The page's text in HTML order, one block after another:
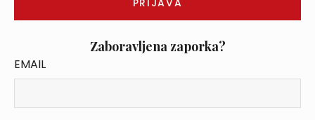
Zaboravljena zaporka?
EMAIL